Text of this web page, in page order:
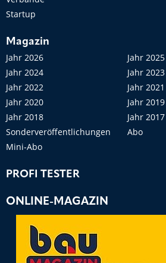
Startup
Magazin
Jahr 2026
Jahr 2025
Jahr 2024
Jahr 2023
Jahr 2022
Jahr 2021
Jahr 2020
Jahr 2019
Jahr 2018
Jahr 2017
Sonderveröffentlichungen
Abo
Mini-Abo
PROFI TESTER
ONLINE-MAGAZIN